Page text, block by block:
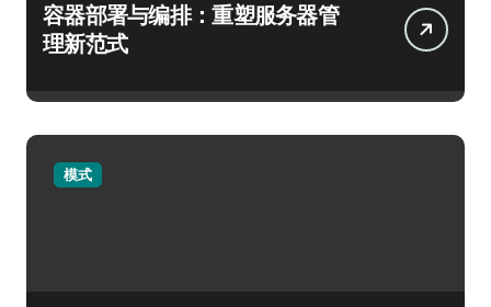
容器部署与编排：重塑服务器管
理新范式
模式